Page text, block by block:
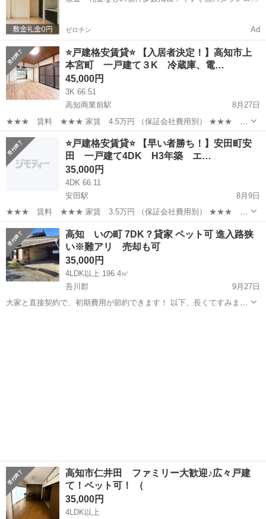
ゼロチン Ad
⭐️戸建格安賃貸⭐️ 【入居者決定！】高知市上
本宮町 一戸建て３K 冷蔵庫、電…
45,000円
3K 66.51
高知商業前駅
8月27日
★★★ 賃料 ★★★ 家賃 4.5万円 （保証会社費用別） ★★★ 初
期費用 ★★★ 敷金・礼金 各1ヶ月分 ペットありの場合：要相談
★★★ 物件内容 ★★★ ■面積：66.51m² ■間取り：3K...
高知 高知商業前駅 一戸建て
⭐️戸建格安賃貸⭐️ 【早い者勝ち！】安田町安
田 一戸建て4DK H3年築 エ…
35,000円
4DK 66.11
安田駅
8月9日
★★★ 賃料 ★★★ 家賃 3.5万円 （保証会社費用別） ★★★ 初
期費用 ★★★ 敷金・礼金1ヶ月分 ペットありの場合：要相談
★★★ 物件内容 ★★★ ■面積：66.11m² ■間取り：4DK ...
高知 安芸郡 安田駅 一戸建て 徒歩
高知 いの町 7DK？貸家 ペット可 進入路狭
い※難アリ 売却も可
35,000円
4LDK以上 196.4㎡
吾川郡
9月27日
大家と直接契約で、初期費用が節約できます！ 以下、長くてすみませ
高知市仁井田 ファミリー大歓迎♪広々戸建
て！ペット可！ （
35,000円
4LDK以上